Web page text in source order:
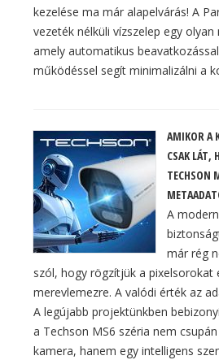
kezelése ma már alapelvárás! A
vezeték nélküli vízszelep egy olyan
amely automatikus
működéssel segít minimalizálni a
AMIKOR A
CSAK LÁT,
TECHSON
A modern
már rég
szól, hogy rögzítjük a pixelsorokat
merevlemezre. A valódi érték az
A legújabb projektünkben
a Techson MS6 széria nem
kamera, hanem egy intelligens